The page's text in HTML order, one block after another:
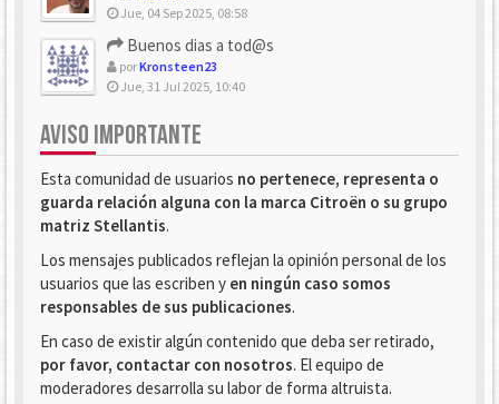
Jue, 04 Sep 2025, 08:58
Buenos dias a tod@s
porKronsteen23
Jue, 31 Jul 2025, 10:40
AVISO IMPORTANTE
Esta comunidad de usuarios no pertenece, representa o
guarda relación alguna con la marca Citroën o su grupo
matriz Stellantis.
Los mensajes publicados reflejan la opinión personal de los
usuarios que las escriben y en ningún caso somos
responsables de sus publicaciones.
En caso de existir algún contenido que deba ser retirado,
por favor, contactar con nosotros. El equipo de
moderadores desarrolla su labor de forma altruista.